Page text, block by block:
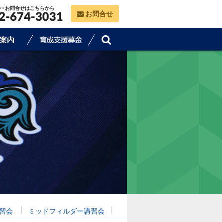
お問合せはこちらから
674-3031 お問合せ
会 ミッドフィルダー講習会